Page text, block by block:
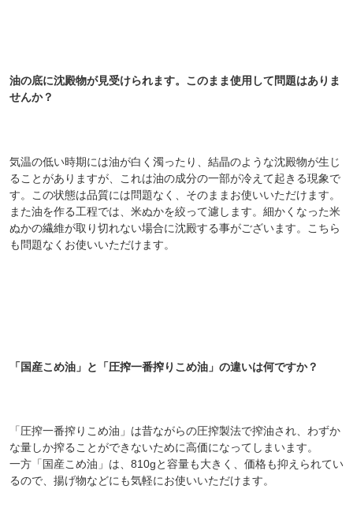
油の底に沈殿物が見受けられます。このまま使用して問題はありま
せんか？
気温の低い時期には油が白く濁ったり、結晶のような沈殿物が生じ
ることがありますが、これは油の成分の一部が冷えて起きる現象で
す。この状態は品質には問題なく、そのままお使いいただけます。
また油を作る工程では、米ぬかを絞って濾します。細かくなった米
ぬかの繊維が取り切れない場合に沈殿する事がございます。こちら
も問題なくお使いいただけます。
「国産こめ油」と「圧搾一番搾りこめ油」の違いは何ですか？
「圧搾一番搾りこめ油」は昔ながらの圧搾製法で搾油され、わずか
な量しか搾ることができないために高価になってしまいます。
一方「国産こめ油」は、810gと容量も大きく、価格も抑えられてい
るので、揚げ物などにも気軽にお使いいただけます。